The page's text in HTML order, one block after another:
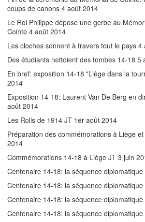
coups de canons 4 août 2014
Le Roi Philippe dépose une gerbe au
Cointe 4 août 2014
Les cloches sonnent à travers tout le pays 4
Des étudiants nettoient des tombes 14-18 5
En bref: exposition 14-18 "Liège dans la
2014
Exposition 14-18: Laurent Van De Berg en
août 2014
Les Rolls de 1914 JT 1er août 2014
Préparation des commémorations à Liège
2014
Commémorations 14-18 à Liège JT 3 juin
Centenaire 14-18: la séquence
Centenaire 14-18: la séquence
Centenaire 14-18: la séquence
Centenaire 14-18: la séquence